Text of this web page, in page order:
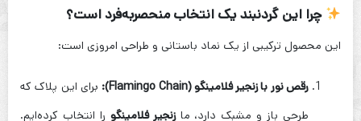
چرا این گردنبند یک انتخاب منحصر‌به‌فرد است؟
این محصول ترکیبی از یک نماد باستانی و طراحی امروزی است:
رقص نور با زنجیر فلامینگو (Flamingo Chain):
برای این پلاک که
طرحی باز و مشبک دارد، مازنجیر فلامینگو را انتخاب کرده‌ایم.